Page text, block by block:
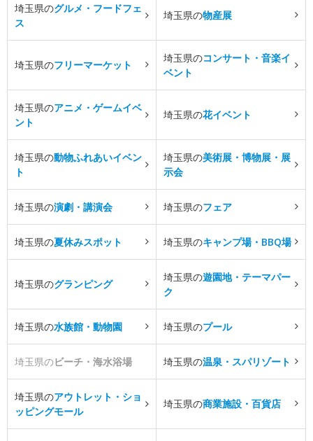
埼玉県のグルメ・フードフェ
ス
埼玉県の物産展
埼玉県のフリーマーケット
埼玉県のコンサート・音楽イ
ベント
埼玉県のアニメ・ゲームイベ
ント
埼玉県の花イベント
埼玉県の動物ふれあいイベン
ト
埼玉県の美術展・博物展・展
示会
埼玉県の演劇・講演会 埼玉県のフェア
埼玉県の夏休みスポット 埼玉県のキャンプ場・BBQ場
埼玉県のグランピング
埼玉県の遊園地・テーマパー
ク
埼玉県の水族館・動物園 埼玉県のプール
埼玉県のビーチ・海水浴場 埼玉県の温泉・スパリゾート
埼玉県のアウトレット・ショ
ッピングモール
埼玉県の商業施設・百貨店